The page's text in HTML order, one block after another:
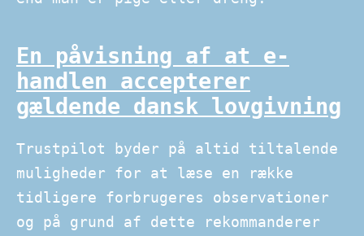
En påvisning af at e-
handlen accepterer
gældende dansk lovgivning
Trustpilot byder på altid tiltalende
muligheder for at læse en række
tidligere forbrugeres observationer
og på grund af dette rekommanderer